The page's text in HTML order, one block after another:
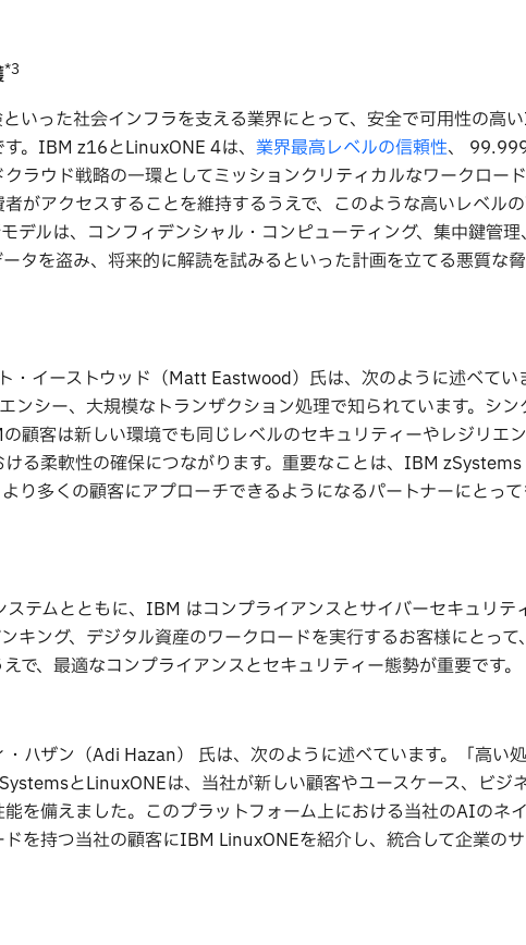
*3
いった社会インフラを支える業界にとって、安全で可用性の高
。IBM z16とLinuxONE 4は、 業界最高レベルの信頼性、
ラウド戦略の一環としてミッションクリティカルなワークロード
がアクセスすることを維持するうえで、このような高いレベル
デルは、コンフィデンシャル・コンピューティング、集中鍵管
タを盗み、将来的に解読を試みるといった計画を立てる悪質な
・イーストウッド（Matt Eastwood）氏は、次のように述べて
ンシー、大規模なトランザクション処理で知られています。シン
顧客は新しい環境でも同じレベルのセキュリティーやレジリエ
る柔軟性の確保につながります。重要なことは、IBM
り多くの顧客にアプローチできるようになるパートナーにとっ
テムとともに、IBM はコンプライアンスとサイバーセキュリテ
キング、デジタル資産のワークロードを実行するお客様にとっ
で、最適なコンプライアンスとセキュリティー態勢が重要です。
ハザン（Adi Hazan） 氏は、次のように述べています。「高い
とLinuxONEは、当社が新しい顧客やユースケース、ビジ
を備えました。このプラットフォーム上における当社のAIのネ
を持つ当社の顧客にIBM LinuxONEを紹介し、統合して企業の